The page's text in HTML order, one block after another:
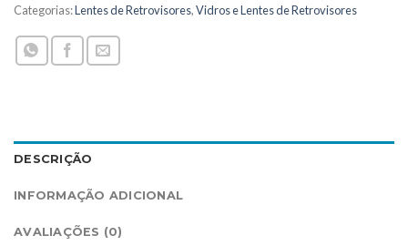
Categorias:Lentes de Retrovisores,Vidros e Lentes de Retrovisores
DESCRIÇÃO
INFORMAÇÃO ADICIONAL
AVALIAÇÕES (0)